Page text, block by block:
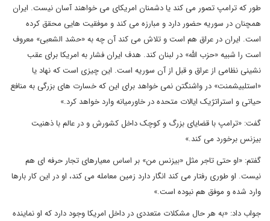
طور که ترامپ تصور می کند یا دشمنان امریکای می خواهند آسان نیست. ایران
همچنان در سوریه حضور دارد و مبارزه می کند و موفقیت هایی محقق کرده
است. ایران در عراق هم است و تلاش می کند آن چه به «حشد الشعبی» معروف
است را شبیه «حزب الله» در لبنان کند. هدف ایران فشار به امریکا برای عقب
نشینی نظامی از عراق و قبل از آن سوریه است. این چیزی است که نهاد یا
«استلبیشمنت» در واشنگتن نمی خواهد برای این که خسارت های بزرگی به منافع
حیاتی و استراتژیک ایالات متحده در خاورمیانه وارد خواهد کرد.»
گفت: «ترامپ با قضایای بزرگ و کوچک داخل کشورش و در عالم با ذهنیت
بیزنس برخورد می کند.»
گفتم: «او حتی تاجر مثل «بیزنس من» بر اساس معیارهای تجار حرفه ای هم
نیست. او طوری رفتار می کند انگار دارد زمین معامله می کند، او در این کار بارها
وارد شده و موفق هم نبوده است.»
جواب داد: «به هر حال مشکلات متعددی در داخل امریکا وجود دارد که او نماینده